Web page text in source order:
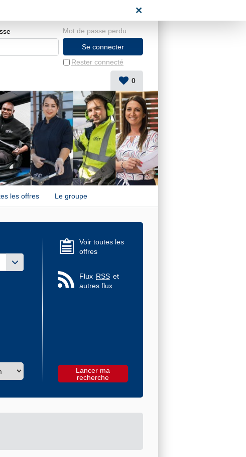
Rester connecté
Mot de passe perdu
0
les offres Le groupe
ou des valeurs
Voir toutes les
offres
Flux RSS et
autres flux